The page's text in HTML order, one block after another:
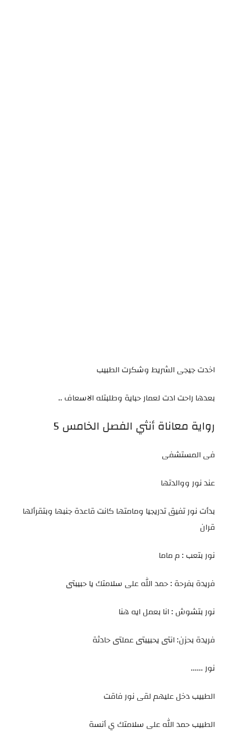
اخدت جيجى الشريط وشكرت الطبيب
بعدها راحت ادت لعمار حباية وطلبتله الاسعاف ..
رواية معاناة أنثي الفصل الخامس 5
فى المستشفى
عند نور ووالدتها
بدأت نور تفيق تدريجيا ومامتها كانت قاعدة جنبها وبتقرألها
قران
نور بتعب : م ماما
فريدة بفرحة : حمد الله على سلامتك يا حبيبتى
نور بتشوش : انا بعمل ايه هنا
فريدة بحزن: انتى يحبيبتى عملتى حادثة
نور ......
الطبيب دخل عليهم لقى نور فاقت
الطبيب حمد الله على سلامتك ي أنسة